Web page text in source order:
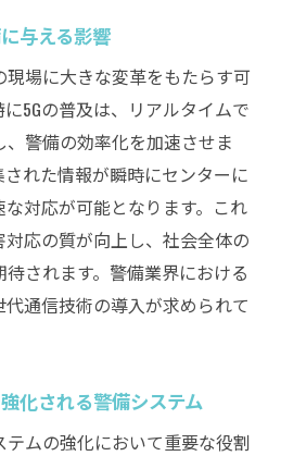
た持続可能なソリューショ
ーな警備システムの構築
ギーを活用した警備の未来
す警備技術の導入
業務の実現に向けて
与える影響
場に大きな変革をもたらす可
5Gの普及は、リアルタイムで
警備の効率化を加速させま
れた情報が瞬時にセンターに
対応が可能となります。これ
応の質が向上し、社会全体の
されます。警備業界における
通信技術の導入が求められて
化される警備システム
ムの強化において重要な役割